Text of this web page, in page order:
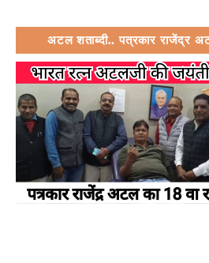
अटल शताब्दी.. पत्रकार राजेंद्र